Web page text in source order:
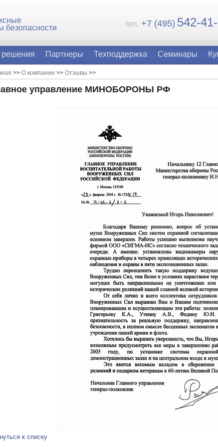
безопасности
тел. +7 (495) 542-
Партнеры Техподдержка Семинары
>> О компании >> Отзывы >>
управление МИНОБОРОНЫ РФ
к списку